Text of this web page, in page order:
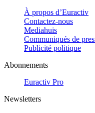
À propos d’Euractiv
Contactez-nous
Mediahuis
Communiqués de
Publicité politique
Abonnements
Euractiv Pro
Newsletters